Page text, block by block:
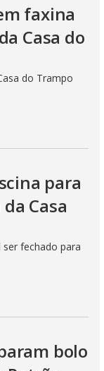
faxina
Casa do
do Trampo
para
Casa
fechado para
bolo